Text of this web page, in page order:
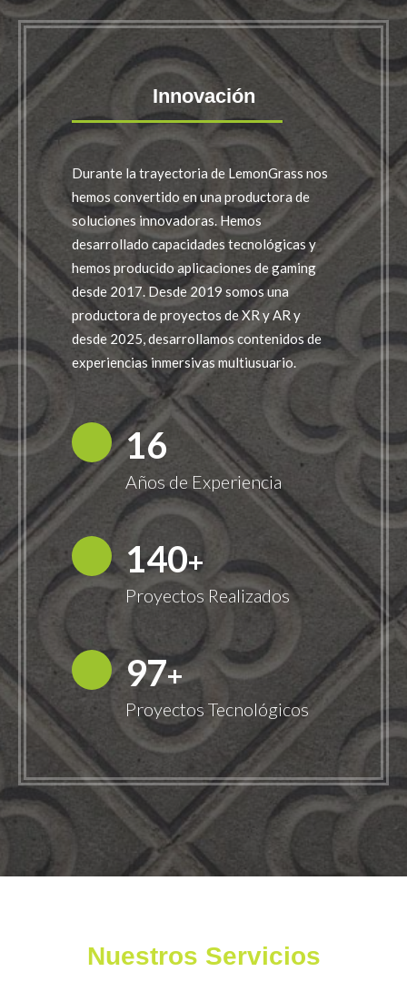
Innovación
Durante la trayectoria de LemonGrass nos
hemos convertido en una productora de
soluciones innovadoras. Hemos
desarrollado capacidades tecnológicas y
hemos producido aplicaciones de gaming
desde 2017. Desde 2019 somos una
productora de proyectos de XR y AR y
desde 2025, desarrollamos contenidos de
experiencias inmersivas multiusuario.
18
Años de Experiencia
149+
Proyectos Realizados
100+
Proyectos Tecnológicos
Nuestros Servicios